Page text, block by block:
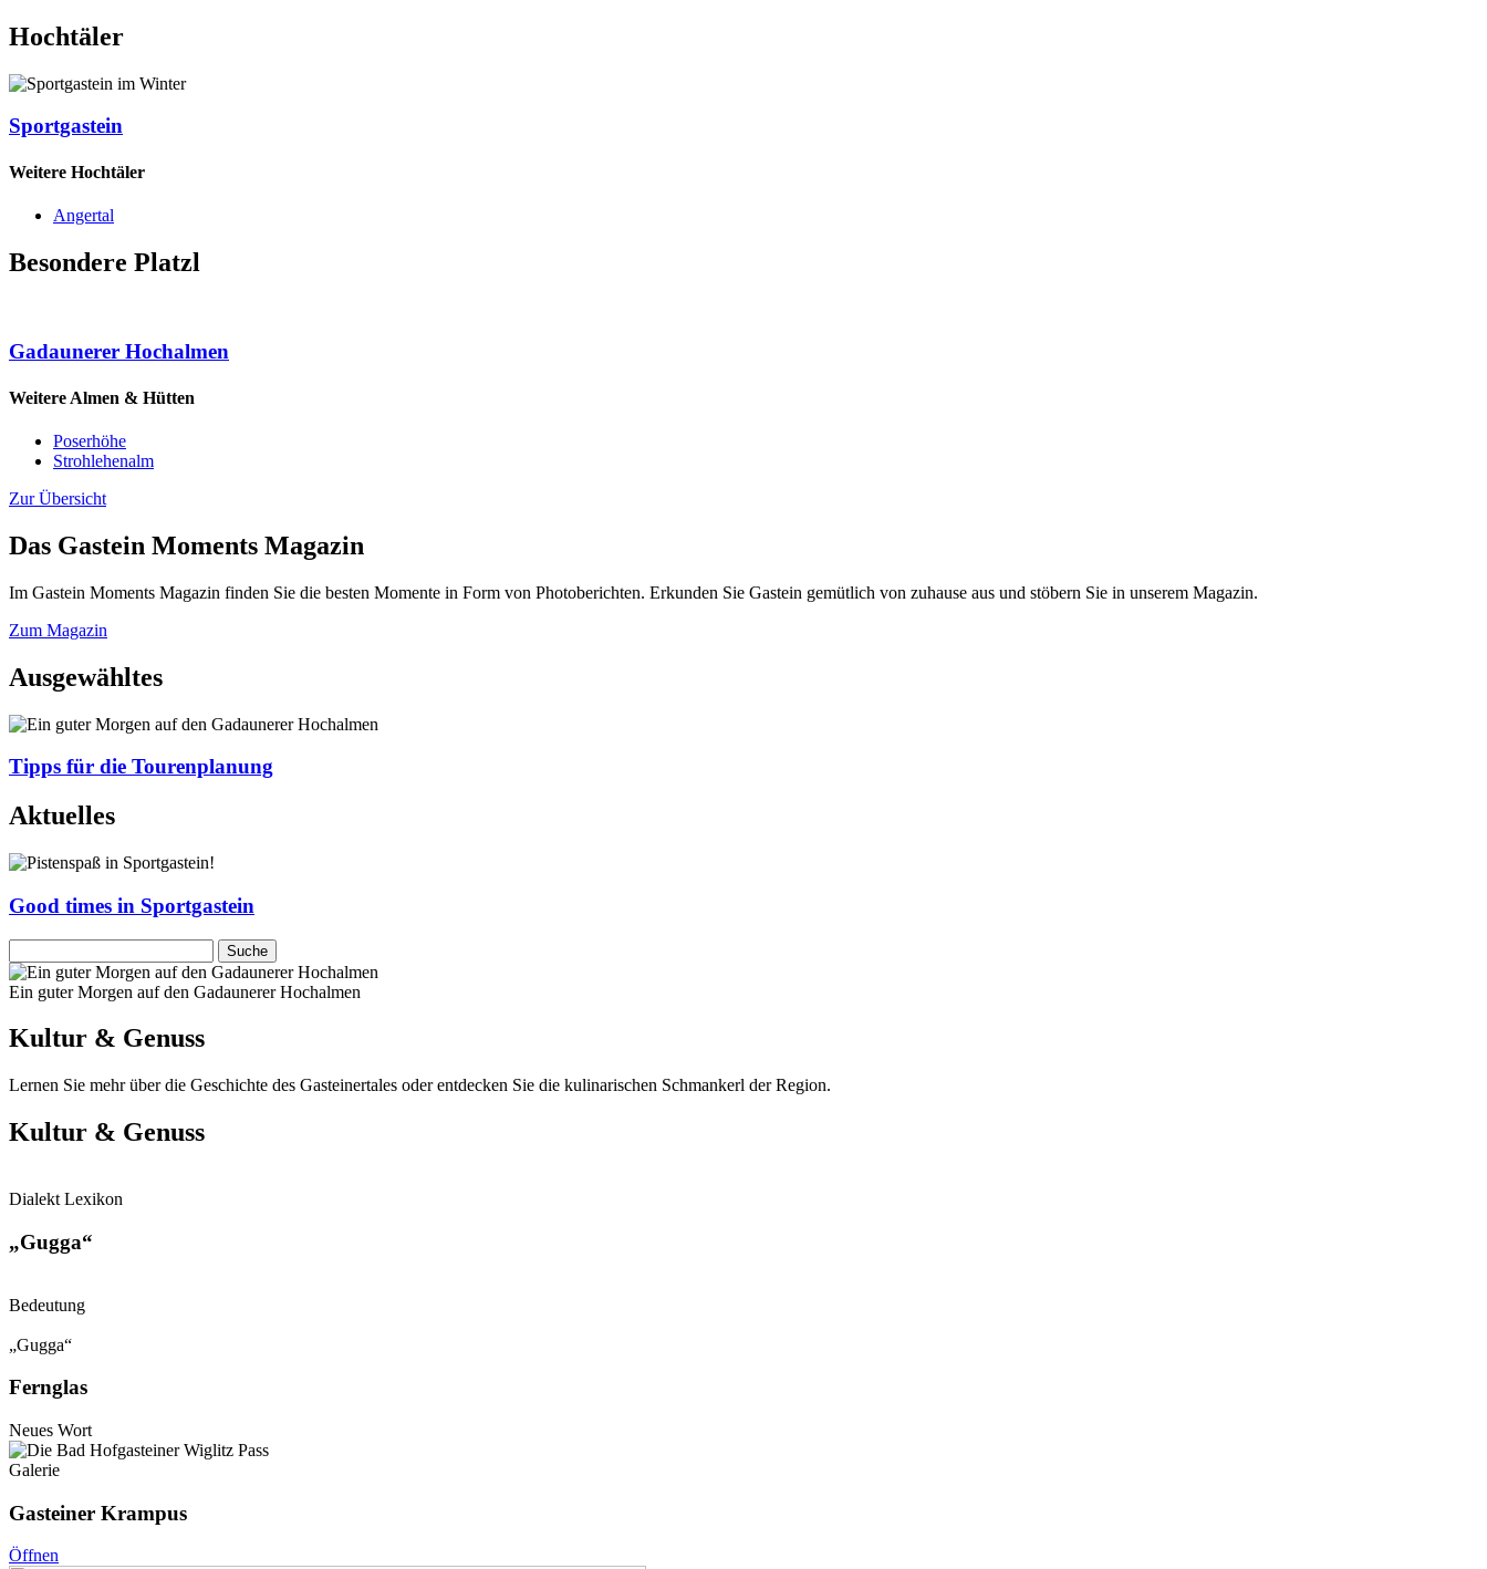
Hochtäler
Sportgastein
Weitere Hochtäler
Angertal
Besondere Platzl
Gadaunerer Hochalmen
Weitere Almen & Hütten
Poserhöhe
Strohlehenalm
Zur Übersicht
Das Gastein Moments Magazin
Im Gastein Moments Magazin finden Sie die besten Momente in Form von Photoberichten. Erkunden Sie Gastein gemütlich von zuhause aus und stöbern Sie in unserem Magazin.
Zum Magazin
Ausgewähltes
Tipps für die Tourenplanung
Aktuelles
Good times in Sportgastein
Ein guter Morgen auf den Gadaunerer Hochalmen
Kultur & Genuss
Lernen Sie mehr über die Geschichte des Gasteinertales oder entdecken Sie die kulinarischen Schmankerl der Region.
Kultur & Genuss
Dialekt Lexikon
„Gugga“
Bedeutung
„Gugga“
Fernglas
Neues Wort
Galerie
Gasteiner Krampus
Öffnen